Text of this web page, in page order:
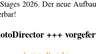
2026. Der neue
+++